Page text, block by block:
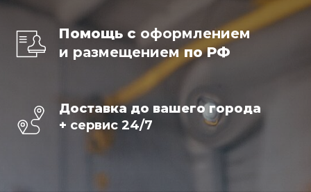
Помощь с оформлением
и размещениемпо РФ
Доставка до вашего города
+ сервис 24/7